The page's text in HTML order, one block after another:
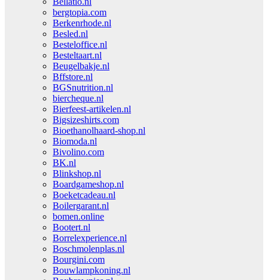
bergtopia.com
Berkenrhode.nl
Besled.nl
Besteloffice.nl
Besteltaart.nl
Beugelbakje.nl
Bffstore.nl
BGSnutrition.nl
biercheque.nl
Bierfeest-artikelen.nl
Bigsizeshirts.com
Bioethanolhaard-shop.nl
Biomoda.nl
Bivolino.com
BK.nl
Blinkshop.nl
Boardgameshop.nl
Boeketcadeau.nl
Boilergarant.nl
bomen.online
Bootert.nl
Borrelexperience.nl
Boschmolenplas.nl
Bourgini.com
Bouwlampkoning.nl